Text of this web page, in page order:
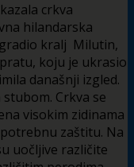
crkva
hilandarska
kralj Milutin,
koju je ukrasio
današnji izgled.
Crkva se
visokim zidinama
zaštitu. Na
uočljive različite